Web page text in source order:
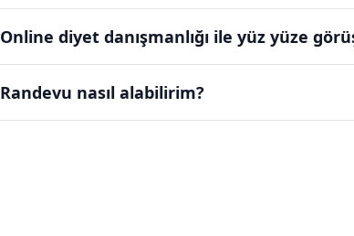
Online diyet danışmanlığı ile yüz yüze
Randevu nasıl alabilirim?